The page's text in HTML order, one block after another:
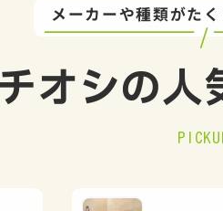
メーカーや種類がた
オシの人